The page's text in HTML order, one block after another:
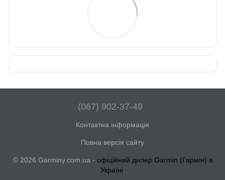
(067) 902-37-49
Контактна інформація
Повна версія сайту
© 2026 Garminy.com.ua - офіційний дилер Garmin (Гармін) в
Україні